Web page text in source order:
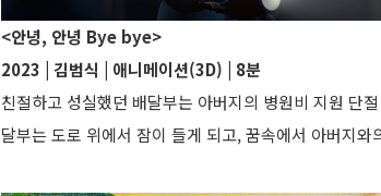
<안녕, 안녕 Bye bye>
2023 | 김범식 | 애니메이션(3D) | 8분
친절하고 성실했던 배달부는 아버지의 병원비 지원 단
달부는 도로 위에서 잠이 들게 되고, 꿈속에서 아버지와